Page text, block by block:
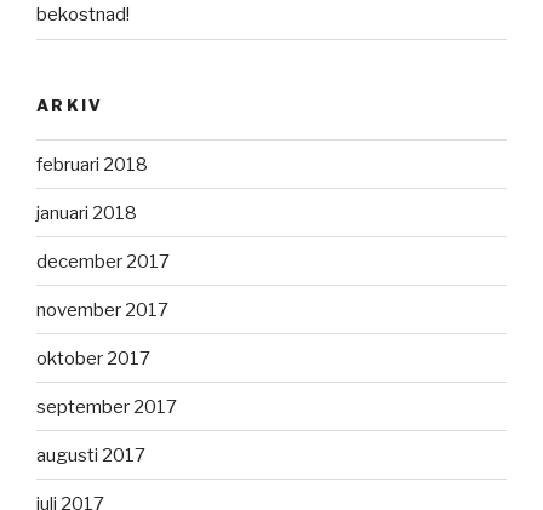
bekostnad!
ARKIV
februari 2018
januari 2018
december 2017
november 2017
oktober 2017
september 2017
augusti 2017
juli 2017